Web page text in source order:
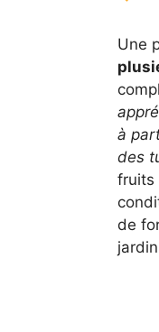
Une
à
des
fruits
de